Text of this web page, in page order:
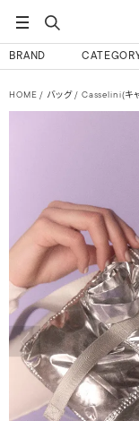
BRAND
HOME バッグ Casselini(キ